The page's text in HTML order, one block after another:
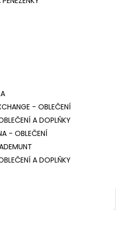
- OBLEČENÍ
A DOPLŇKY
- OBLEČENÍ
A DOPLŇKY
BUNDA BRYANT
Kč